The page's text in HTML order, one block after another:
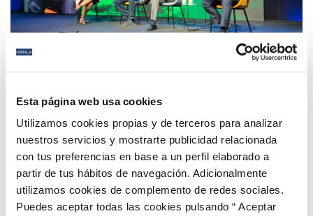
Esta página web usa cookies
Utilizamos cookies propias y de terceros para analizar
nuestros servicios y mostrarte publicidad relacionada
con tus preferencias en base a un perfil elaborado a
partir de tus hábitos de navegación. Adicionalmente
utilizamos cookies de complemento de redes sociales.
Puedes aceptar todas las cookies pulsando “ Aceptar
Hidralia participa en Greencities para reforzar sus
soluciones más innovadoras
Página 15 de 112
Anterior Siguiente